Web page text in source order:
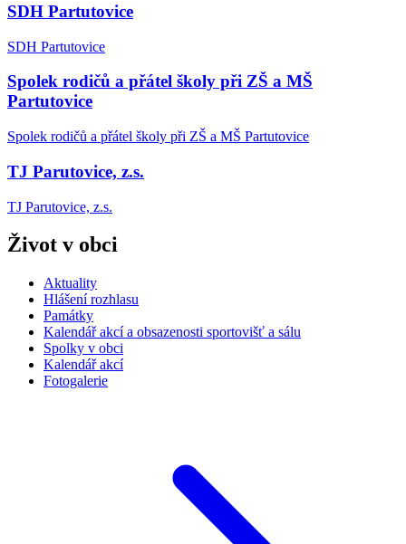
SDH Partutovice
SDH Partutovice
Spolek rodičů a přátel školy při ZŠ a MŠ
Partutovice
Spolek rodičů a přátel školy při ZŠ a MŠ Partutovice
TJ Parutovice, z.s.
TJ Parutovice, z.s.
Život v obci
Aktuality
Hlášení rozhlasu
Památky
Kalendář akcí a obsazenosti sportovišť a sálu
Spolky v obci
Kalendář akcí
Fotogalerie